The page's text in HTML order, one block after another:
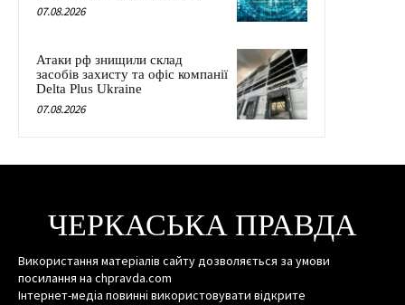
07.08.2026
Атаки рф знищили склад
засобів захисту та офіс компанії
Delta Plus Ukraine
07.08.2026
ЧЕРКАСЬКА ПРАВДА
Використання матеріалів сайту дозволяється за умови
посилання на chpravda.com
Інтернет-медіа повинні використовувати відкрите